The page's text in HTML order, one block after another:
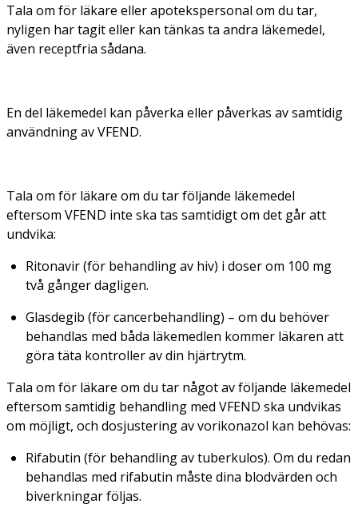
Tala om för läkare eller apotekspersonal om du tar,
nyligen har tagit eller kan tänkas ta andra läkemedel,
även receptfria sådana.
En del läkemedel kan påverka eller påverkas av samtidig
användning av VFEND.
Tala om för läkare om du tar följande läkemedel
eftersom VFEND inte ska tas samtidigt om det går att
undvika:
Ritonavir (för behandling av hiv) i doser om 100 mg
två gånger dagligen.
Glasdegib (för cancerbehandling) – om du behöver
behandlas med båda läkemedlen kommer läkaren att
göra täta kontroller av din hjärtrytm.
Tala om för läkare om du tar något av följande läkemedel
eftersom samtidig behandling med VFEND ska undvikas
om möjligt, och dosjustering av vorikonazol kan behövas:
Rifabutin (för behandling av tuberkulos). Om du redan
behandlas med rifabutin måste dina blodvärden och
biverkningar följas.